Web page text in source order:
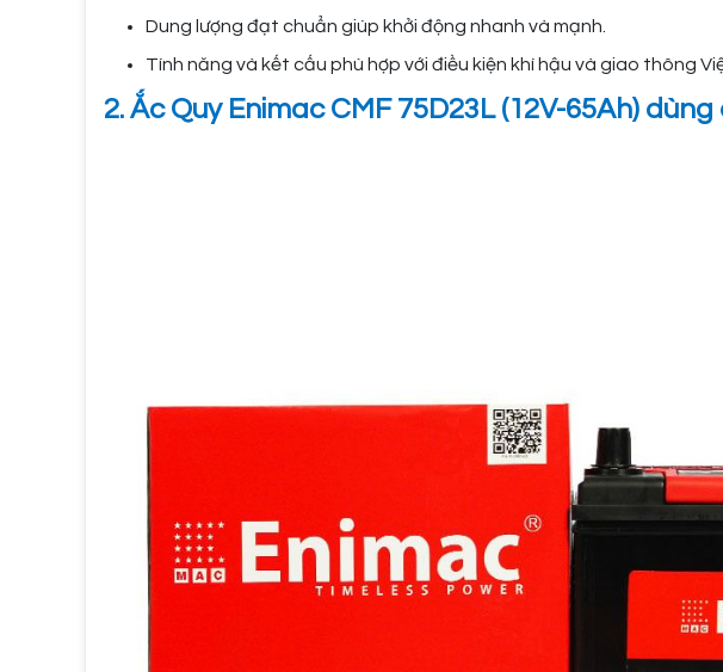
Dung lượng đạt chuẩn giúp khởi động nhanh và mạnh.
Tính năng và kết cấu phù hợp với điều kiện khí hậu và giao thông
2. Ắc Quy Enimac CMF 75D23L (12V-65Ah)